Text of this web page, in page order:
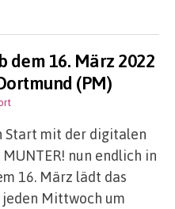
dem 16. März 2022
(PM)
Start mit der digitalen
nun endlich in
16. März lädt das
Mittwoch um